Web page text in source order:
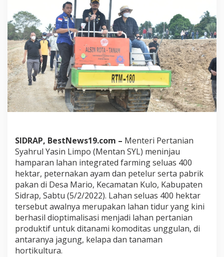
b
u
a
n
S
d
r
a
p
S
i
a
p
k
a
n
a
w
a
s
a
SIDRAP, BestNews19.com – Menteri Pertanian
Syahrul Yasin Limpo (Mentan SYL) meninjau
hamparan lahan integrated farming seluas 400
hektar, peternakan ayam dan petelur serta pabrik
pakan di Desa Mario, Kecamatan Kulo, Kabupaten
Sidrap, Sabtu (5/2/2022). Lahan seluas 400 hektar
tersebut awalnya merupakan lahan tidur yang kini
berhasil dioptimalisasi menjadi lahan pertanian
produktif untuk ditanami komoditas unggulan, di
antaranya jagung, kelapa dan tanaman
hortikultura.